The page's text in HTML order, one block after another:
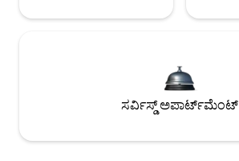
ಸರ್ವಿಸ್ಡ್ ಅಪಾರ್ಟ್‌ಮೆಂಟ್